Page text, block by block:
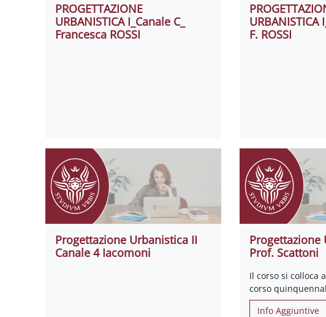
PROGETTAZIONE
URBANISTICA I_Canale C_
Francesca ROSSI
URBANISTICA
F. ROSSI
Progettazione Urbanistica II
Canale 4 Iacomoni
Progettazione
Prof. Scattoni
Il corso si colloca
corso
Info Aggiuntive